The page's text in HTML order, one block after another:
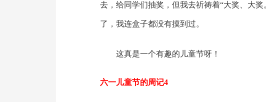
去，给同学们抽奖，但我去祈祷着“大奖、大
了，我连盒子都没有摸到过。
这真是一个有趣的儿童节呀！
六一儿童节的周记4